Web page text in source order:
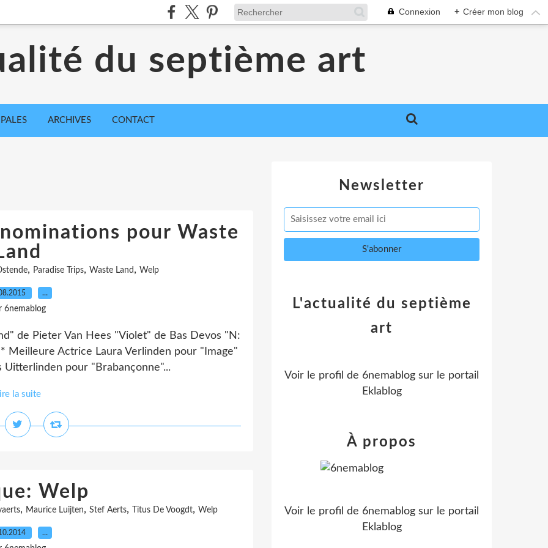
Connexion + Créer mon blog
du septième art
ARCHIVES CONTACT
pour Waste
, Paradise Trips, Waste Land , Welp
…
6nemablog
de Pieter Van Hees "Violet" de Bas Devos "N:
Meilleure Actrice Laura Verlinden pour "Image"
pour "Brabançonne"...
la suite
Welp
, Maurice Luijten, Stef Aerts, Titus De Voogdt, Welp
…
Newsletter
L'actualité du septième
art
Voir le profil de 6nemablog sur le portail
Eklablog
À propos
Voir le profil de 6nemablog sur le portail
Eklablog